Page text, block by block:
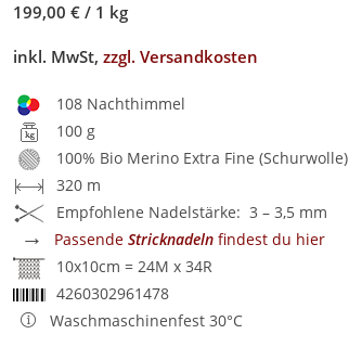
199,00 € / 1 kg
inkl. MwSt,zzgl. Versandkosten
108 Nachthimmel
100 g
100% Bio Merino Extra Fine (Schurwolle)
320 m
Empfohlene Nadelstärke: 3 – 3,5 mm
→ PassendeStricknadeln findest du hier
10x10cm = 24M x 34R
4260302961478
Waschmaschinenfest 30°C